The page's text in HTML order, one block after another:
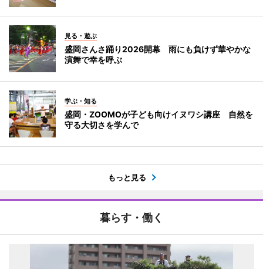
見る・遊ぶ
盛岡さんさ踊り2026開幕 雨にも負けず華やかな
演舞で幸を呼ぶ
学ぶ・知る
盛岡・ZOOMOが子ども向けイヌワシ講座 自然を
守る大切さを学んで
もっと見る
暮らす・働く